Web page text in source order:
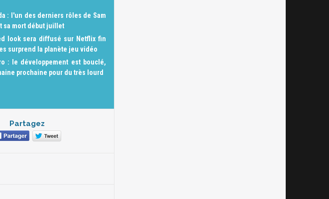
: l'un des derniers rôles de Sam
sa mort début juillet
look sera diffusé sur Netflix fin
surprend la planète jeu vidéo
: le développement est bouclé,
prochaine pour du très lourd
Partagez